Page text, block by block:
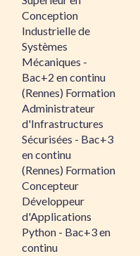
Conception
Industrielle de
Systèmes
Mécaniques -
Bac+2 en continu
(Rennes) Formation
Administrateur
d'Infrastructures
Sécurisées - Bac+3
en continu
(Rennes) Formation
Concepteur
Développeur
d'Applications
Python - Bac+3 en
continu